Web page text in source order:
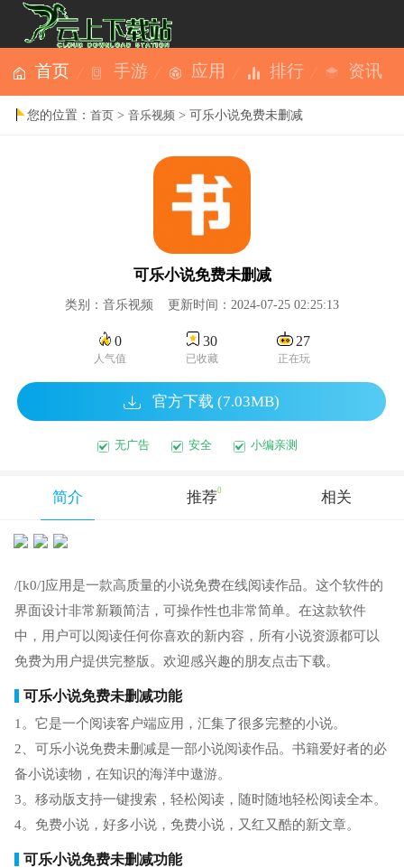
首页 手游 应用 排行 资讯
您的位置：首页 >音乐视频 > 可乐小说免费未删减
可乐小说免费未删减
类别：音乐视频 更新时间：2024-07-25 02:25:13
0
人气值
30
已收藏
27
正在玩
官方下载 (7.03MB)
无广告 安全 小编亲测
简介 推荐0 相关
/[k0/]应用是一款高质量的小说免费在线阅读作品。这个软件的
界面设计非常新颖简洁，可操作性也非常简单。在这款软件
中，用户可以阅读任何你喜欢的新内容，所有小说资源都可以
免费为用户提供完整版。欢迎感兴趣的朋友点击下载。
可乐小说免费未删减功能
1。它是一个阅读客户端应用，汇集了很多完整的小说。
2、可乐小说免费未删减是一部小说阅读作品。书籍爱好者的必
备小说读物，在知识的海洋中遨游。
3。移动版支持一键搜索，轻松阅读，随时随地轻松阅读全本。
4。免费小说，好多小说，免费小说，又红又酷的新文章。
可乐小说免费未删减功能